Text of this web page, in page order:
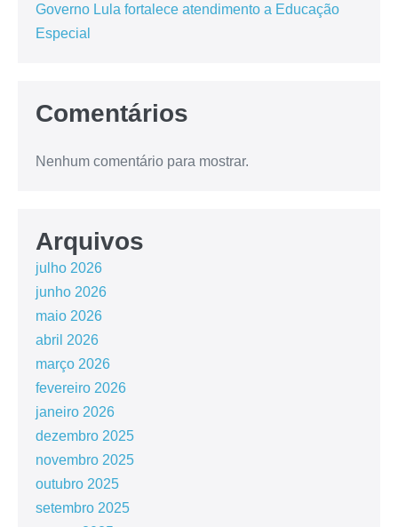
Governo Lula fortalece atendimento a Educação
Especial
Comentários
Nenhum comentário para mostrar.
Arquivos
julho 2026
junho 2026
maio 2026
abril 2026
março 2026
fevereiro 2026
janeiro 2026
dezembro 2025
novembro 2025
outubro 2025
setembro 2025